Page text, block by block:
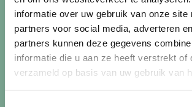
informatie over uw gebruik van onze site
partners voor social media, adverteren
partners kunnen deze gegevens
informatie die u aan ze heeft verstrekt of
verzameld op basis van uw gebruik van
Lees in onsprivacybeleidhoe wij zorgvuldig
gegevens.